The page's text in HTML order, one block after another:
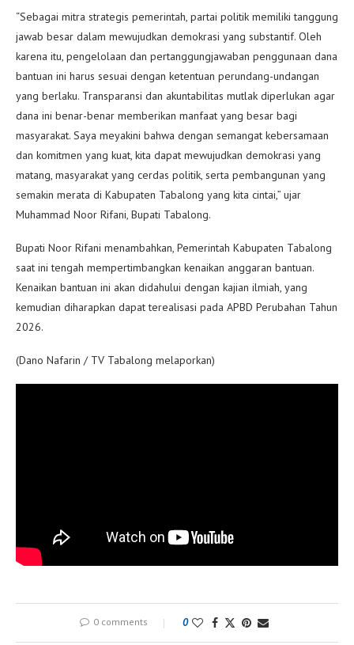
“Sebagai mitra strategis pemerintah, partai politik memiliki tanggung
jawab besar dalam mewujudkan demokrasi yang substantif. Oleh
karena itu, pengelolaan dan pertanggungjawaban penggunaan dana
bantuan ini harus sesuai dengan ketentuan perundang-undangan
yang berlaku. Transparansi dan akuntabilitas mutlak diperlukan agar
dana ini benar-benar memberikan manfaat yang besar bagi
masyarakat. Saya meyakini bahwa dengan semangat kebersamaan
dan komitmen yang kuat, kita dapat mewujudkan demokrasi yang
matang, masyarakat yang cerdas politik, serta pembangunan yang
semakin merata di Kabupaten Tabalong yang kita cintai,” ujar
Muhammad Noor Rifani, Bupati Tabalong.
Bupati Noor Rifani menambahkan, Pemerintah Kabupaten Tabalong
saat ini tengah mempertimbangkan kenaikan anggaran bantuan.
Kenaikan bantuan ini akan didahului dengan kajian ilmiah, yang
kemudian diharapkan dapat terealisasi pada APBD Perubahan Tahun
2026.
(Dano Nafarin / TV Tabalong melaporkan)
0 comments 0